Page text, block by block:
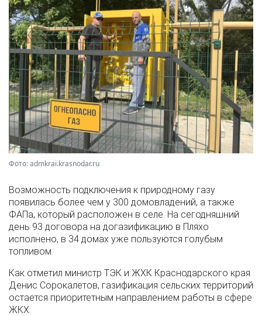
Фото: admkrai.krasnodar.ru
Возможность подключения к природному газу
появилась более чем у 300 домовладений, а также
ФАПа, который расположен в селе. На сегодняшний
день 93 договора на догазификацию в Пляхо
исполнено, в 34 домах уже пользуются голубым
топливом.
Как отметил министр ТЭК и ЖХК Краснодарского края
Денис Сорокалетов, газификация сельских территорий
остается приоритетным направлением работы в сфере
ЖКХ.